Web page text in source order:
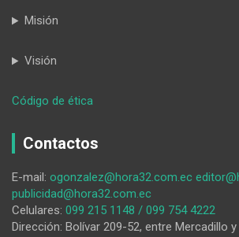
Misión
Visión
Código de ética
el
de
Dramaturgia
y
Creación
Contactos
E-mail: ogonzalez@hora32.com.ec
publicidad@hora32.com.ec
Celulares: 099 215 1148 / 099 754 4222
Dirección: Bolívar 209-52, entre Mercadillo